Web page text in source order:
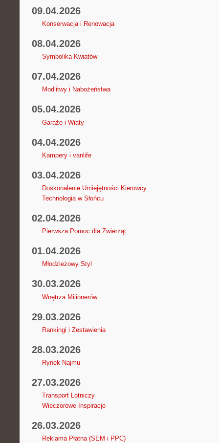
09.04.2026
Konserwacja i Renowacja
08.04.2026
Symbolika Kwiatów
07.04.2026
Modlitwy i Nabożeństwa
05.04.2026
Garaże i Wiaty
04.04.2026
Kampery i vanlife
03.04.2026
Doskonalenie Umiejętności Kierowcy
Technologia w Słońcu
02.04.2026
Pierwsza Pomoc dla Zwierząt
01.04.2026
Młodzieżowy Styl
30.03.2026
Wnętrza Milionerów
29.03.2026
Rankingi i Zestawienia
28.03.2026
Rynek Najmu
27.03.2026
Transport Lotniczy
Wieczorowe Inspiracje
26.03.2026
Reklama Płatna (SEM i PPC)